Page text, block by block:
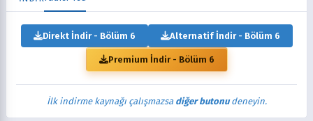
Direkt İndir - Bölüm 6 Alternatif İndir - Bölüm 6
Premium İndir - Bölüm 6
İlk indirme kaynağı çalışmazsa diğer butonudeneyin.